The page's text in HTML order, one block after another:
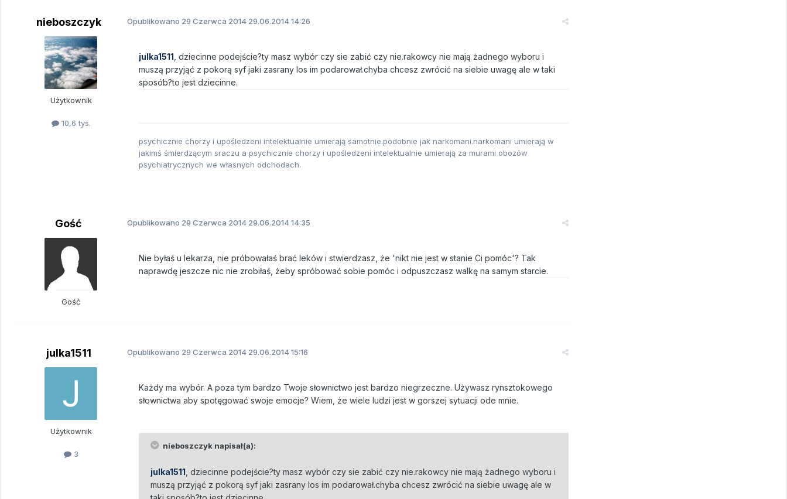
nieboszczyk
Użytkownik
10,6 tys.
Opublikowano 29 Czerwca 2014 29.06.2014 14:26
julka1511 , dziecinne podejście?ty masz wybór czy sie zabić czy nie.rakowcy nie mają żadnego wyboru i
muszą przyjąć z pokorą syf jaki zasrany los im podarował.chyba chcesz zwrócić na siebie uwagę ale w taki
sposób?to jest dziecinne.
psychicznie chorzy i upośledzeni intelektualnie umierają samotnie.podobnie jak narkomani.narkomani umierają w
jakimś śmierdzącym sraczu a psychicznie chorzy i upośledzeni intelektualnie umierają za murami obozów
psychiatrycznych we własnych odchodach.
Gość
Gość
Opublikowano 29 Czerwca 2014 29.06.2014 14:35
Nie byłaś u lekarza, nie próbowałaś brać leków i stwierdzasz, że 'nikt nie jest w stanie Ci pomóc'? Tak
naprawdę jeszcze nic nie zrobiłaś, żeby spróbować sobie pomóc i odpuszczasz walkę na samym starcie.
julka1511
Użytkownik
3
Opublikowano 29 Czerwca 2014 29.06.2014 15:16
Każdy ma wybór. A poza tym bardzo Twoje słownictwo jest bardzo niegrzeczne. Używasz rynsztokowego
słownictwa aby spotęgować swoje emocje? Wiem, że wiele ludzi jest w gorszej sytuacji ode mnie.
nieboszczyk napisał(a):
julka1511 , dziecinne podejście?ty masz wybór czy sie zabić czy nie.rakowcy nie mają żadnego wyboru i
muszą przyjąć z pokorą syf jaki zasrany los im podarował.chyba chcesz zwrócić na siebie uwagę ale w